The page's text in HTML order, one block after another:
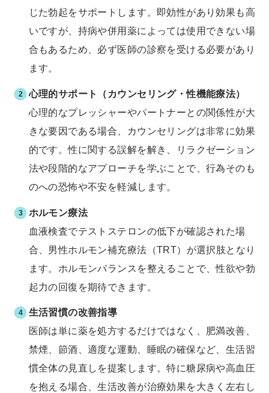
じた勃起をサポートします。即効性があり効果も高
いですが、持病や併用薬によっては使用できない場
合もあるため、必ず医師の診察を受ける必要があり
ます。
心理的サポート（カウンセリング・性機能療法）
心理的なプレッシャーやパートナーとの関係性が大
きな要因である場合、カウンセリングは非常に効果
的です。性に関する誤解を解き、リラクゼーション
法や段階的なアプローチを学ぶことで、行為そのも
のへの恐怖や不安を軽減します。
ホルモン療法
血液検査でテストステロンの低下が確認された場
合、男性ホルモン補充療法（TRT）が選択肢となり
ます。ホルモンバランスを整えることで、性欲や勃
起力の回復を期待できます。
生活習慣の改善指導
医師は単に薬を処方するだけではなく、肥満改善、
禁煙、節酒、適度な運動、睡眠の確保など、生活習
慣全体の見直しを提案します。特に糖尿病や高血圧
を抱える場合、生活改善が治療効果を大きく左右し